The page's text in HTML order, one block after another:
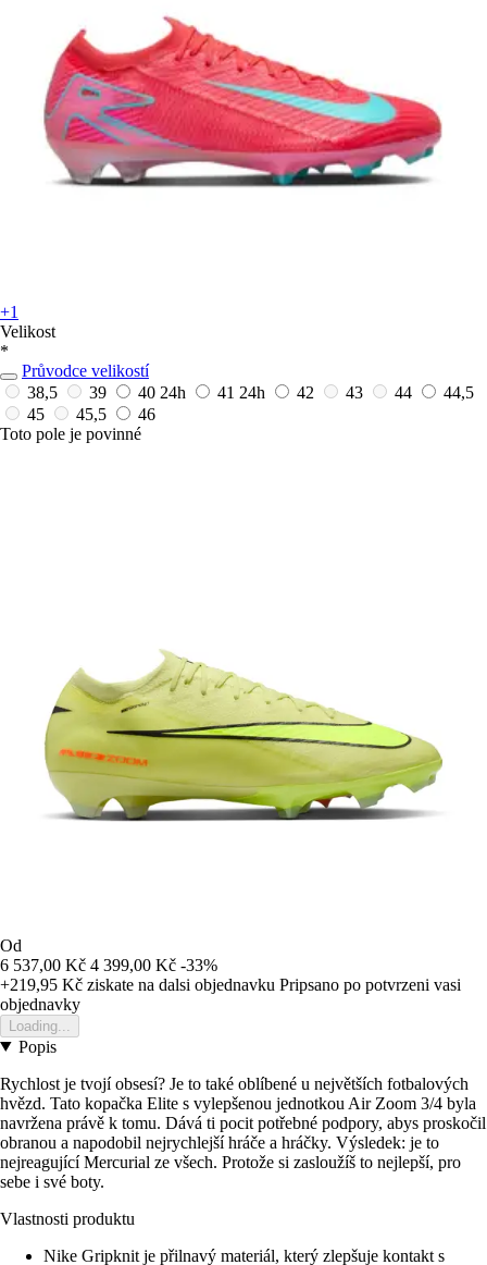
+1
Velikost
*
Průvodce velikostí
38,5
39 40 24h 41 24h 42 43 44
44,5
45
45,5
46
Toto pole je povinné
Od
6 537,00 Kč 4 399,00 Kč -33%
+219,95 Kč ziskate na dalsi objednavku Pripsano po potvrzeni vasi
objednavky
Loading...
Popis
Rychlost je tvojí obsesí? Je to také oblíbené u největších fotbalových
hvězd. Tato kopačka Elite s vylepšenou jednotkou Air Zoom 3/4 byla
navržena právě k tomu. Dává ti pocit potřebné podpory, abys proskočil
obranou a napodobil nejrychlejší hráče a hráčky. Výsledek: je to
nejreagující Mercurial ze všech. Protože si zasloužíš to nejlepší, pro
sebe i své boty.
Vlastnosti produktu
Nike Gripknit je přilnavý materiál, který zlepšuje kontakt s